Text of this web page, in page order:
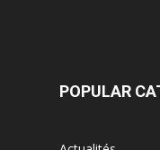
POPULAR